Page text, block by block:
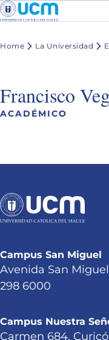
Home La Universidad
Francisco
ACADÉMICO
Campus San Miguel
Avenida San Miguel
298 6000
Campus Nuestra
Carmen 684,